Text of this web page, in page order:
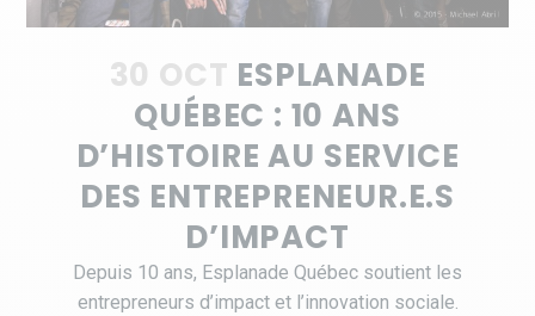
30 OCT ESPLANADE
QUÉBEC : 10 ANS
D’HISTOIRE AU SERVICE
DES ENTREPRENEUR.E.S
D’IMPACT
Depuis 10 ans, Esplanade Québec soutient les
entrepreneurs d’impact et l’innovation sociale.